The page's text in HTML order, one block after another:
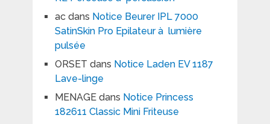
acdans Notice Beurer IPL 7000
SatinSkin Pro Epilateur à lumière
pulsée
ORSET dans Notice Laden EV 1187
Lave-linge
MENAGEdans Notice Princess
182611 Classic Mini Friteuse